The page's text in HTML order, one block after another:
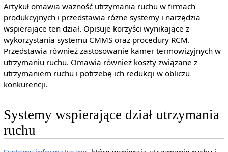
Artykuł omawia ważność utrzymania ruchu w firmach
produkcyjnych i przedstawia różne systemy i narzędzia
wspierające ten dział. Opisuje korzyści wynikające z
wykorzystania systemu CMMS oraz procedury RCM.
Przedstawia również zastosowanie kamer termowizyjnych w
utrzymaniu ruchu. Omawia również koszty związane z
utrzymaniem ruchu i potrzebę ich redukcji w obliczu
konkurencji.
Systemy wspierające dział utrzymania
ruchu